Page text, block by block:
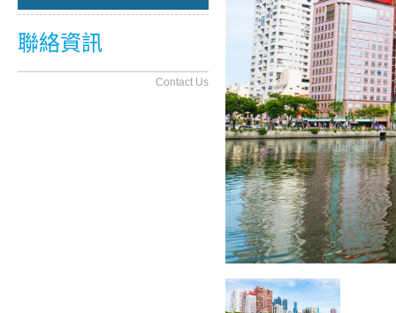
聯絡資訊
Contact Us